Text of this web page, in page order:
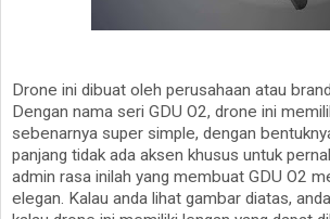
Drone ini dibuat oleh perusahaan atau
Dengan nama seri GDU O2, drone ini
sebenarnya super simple, dengan
panjang tidak ada aksen khusus untuk
admin rasa inilah yang membuat GDU O2
elegan. Kalau anda lihat gambar diatas,